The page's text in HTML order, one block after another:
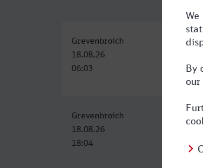
Grevenbroich
18.08.26
06:03
13:02
Grevenbroich
18.08.26
18:04
04:57